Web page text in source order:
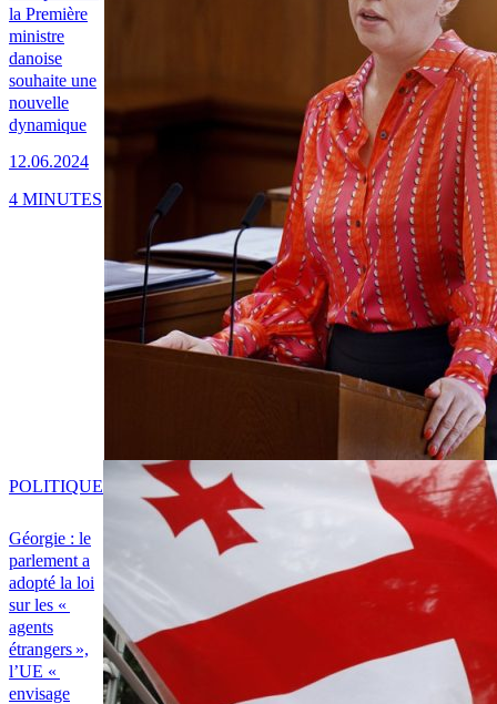
la Première
ministre
danoise
souhaite une
nouvelle
dynamique
12.06.2024
4 MINUTES
Géorgie : le
parlement a
adopté la loi
sur les «
agents
étrangers »,
l’UE «
envisage
POLITIQUE